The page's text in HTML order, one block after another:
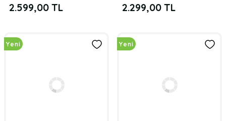
2.599,00 TL 2.299,00 TL
Yeni Yeni